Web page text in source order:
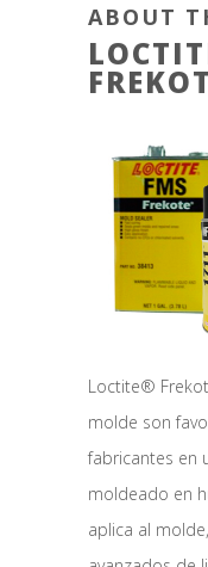
ABOUT
Loctite®
molde son
fabricantes en
moldeado en
aplica al